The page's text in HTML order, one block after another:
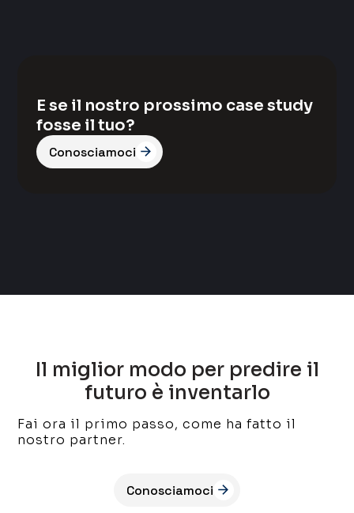
E se il nostro prossimo case study
fosse il tuo?
Conosciamoci
Il miglior modo per predire il
futuro è inventarlo
Fai ora il primo passo, come ha fatto il
nostro partner.
Conosciamoci